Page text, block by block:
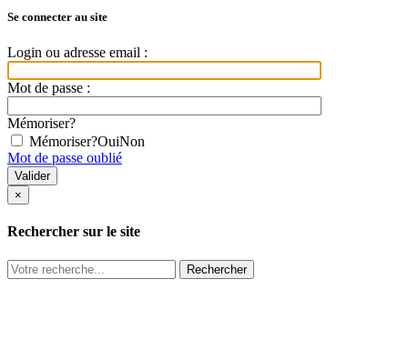
Se connecter au site
Login ou adresse email :
Mot de passe :
Mémoriser?
Mémoriser?OuiNon
Mot de passe oublié
×
Rechercher sur le site